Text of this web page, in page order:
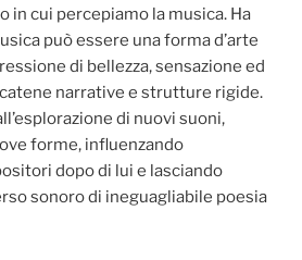
in cui percepiamo la musica. Ha
può essere una forma d’arte
di bellezza, sensazione ed
narrative e strutture rigide.
di nuovi suoni,
forme, influenzando
dopo di lui e lasciando
sonoro di ineguagliabile poesia